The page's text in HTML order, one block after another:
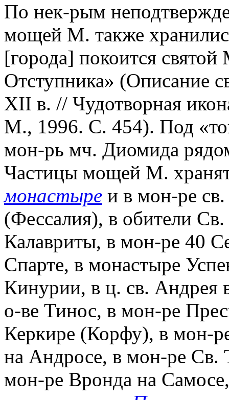
По нек-рым
мощей М. также
[города] покоится
Отступника» (Описание
XII в. // Чудотворная
М., 1996. С. 454). Под
мон-рь мч. Диомида
Частицы мощей М.
монастыре и в мон-ре
(Фессалия), в обители
Калавриты, в мон-ре 40
Спарте, в монастыре
Кинурии, в ц. св. Андрея
о-ве Тинос, в мон-ре
Керкире (Корфу), в мон-
на Андросе, в мон-ре
мон-ре Вронда на